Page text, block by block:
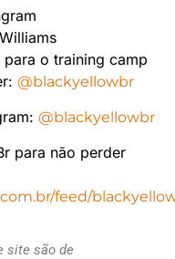
o training camp
@blackyellowbr
@blackyellowbr
para não perder
feed/
site são de